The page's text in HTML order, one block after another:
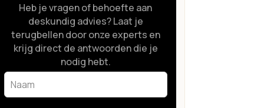
Heb je vragen of behoefte aan
deskundig advies? Laat je
terugbellen door onze experts en
krijg direct de antwoorden die je
nodig hebt.
Leave
this
field